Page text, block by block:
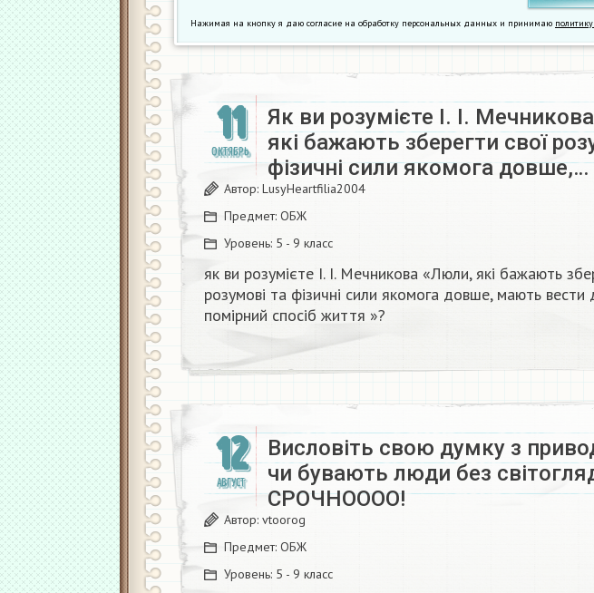
Нажимая на кнопку я даю согласие на обработку персональных данных и принимаю
11
ОКТЯБРЬ
Як ви розумієте І. І.
які бажають зберегти свої
фізичні сили якомога довше,…
Автор: LusyHeartfilia2004
Предмет: ОБЖ
Уровень: 5 - 9 класс
як ви розумієте І. І. Мечникова «Люли, які бажають
розумові та фізичні сили якомога довше, мають вести
помірний спосіб життя »?​
12
АВГУСТ
Висловіть свою думку з
чи бувають люди без
СРОЧНОООО!​
Автор: vtoorog
Предмет: ОБЖ
Уровень: 5 - 9 класс